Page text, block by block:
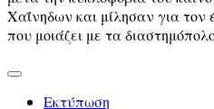
Χαΐνηδων και μίλησαν για τον
που μοιάζει με τα
Εκτύπωση